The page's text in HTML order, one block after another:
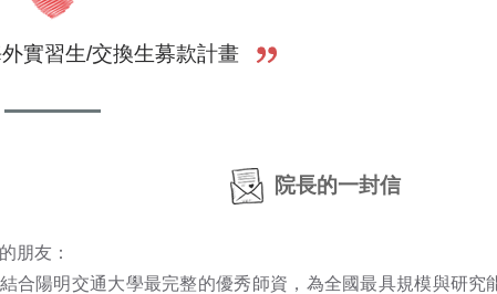
實習生/交換生募款計畫
院長的一封信
朋友：
合陽明交通大學最完整的優秀師資，為全國最具規模與研究